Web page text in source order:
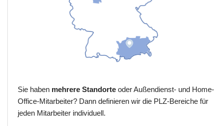
Sie haben mehrere Standorte oder Außendienst- und Home-
Office-Mitarbeiter? Dann definieren wir die PLZ-Bereiche für
jeden Mitarbeiter individuell.